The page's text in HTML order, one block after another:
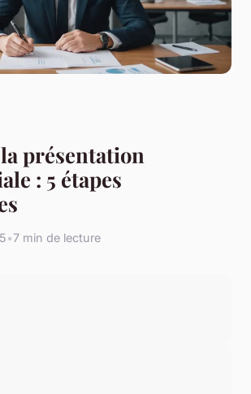
présentation
: 5 étapes
•7 min de lecture